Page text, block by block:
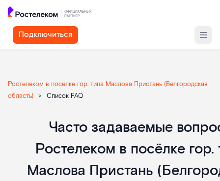
Подключиться
Ростелеком в посёлке гор. типа Маслова Пристань (Белгородская
область)
> Список FAQ
Часто задаваемые
Ростелеком в посёлке гор.
Маслова Пристань
Список
вопросов-
ответов